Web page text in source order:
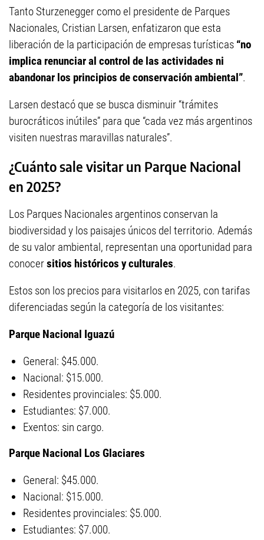
Tanto Sturzenegger como el presidente de Parques
Nacionales, Cristian Larsen, enfatizaron que esta
liberación de la participación de empresas turísticas “no
implica renunciar al control de las actividades ni
abandonar los principios de conservación ambiental”.
Larsen destacó que se busca disminuir “trámites
burocráticos inútiles” para que “cada vez más argentinos
visiten nuestras maravillas naturales”.
¿Cuánto sale visitar un Parque Nacional
en 2025?
Los Parques Nacionales argentinos conservan la
biodiversidad y los paisajes únicos del territorio. Además
de su valor ambiental, representan una oportunidad para
conocersitios históricos y culturales.
Estos son los precios para visitarlos en 2025, con tarifas
diferenciadas según la categoría de los visitantes:
Parque Nacional Iguazú
General: $45.000.
Nacional: $15.000.
Residentes provinciales: $5.000.
Estudiantes: $7.000.
Exentos: sin cargo.
Parque Nacional Los Glaciares
General: $45.000.
Nacional: $15.000.
Residentes provinciales: $5.000.
Estudiantes: $7.000.